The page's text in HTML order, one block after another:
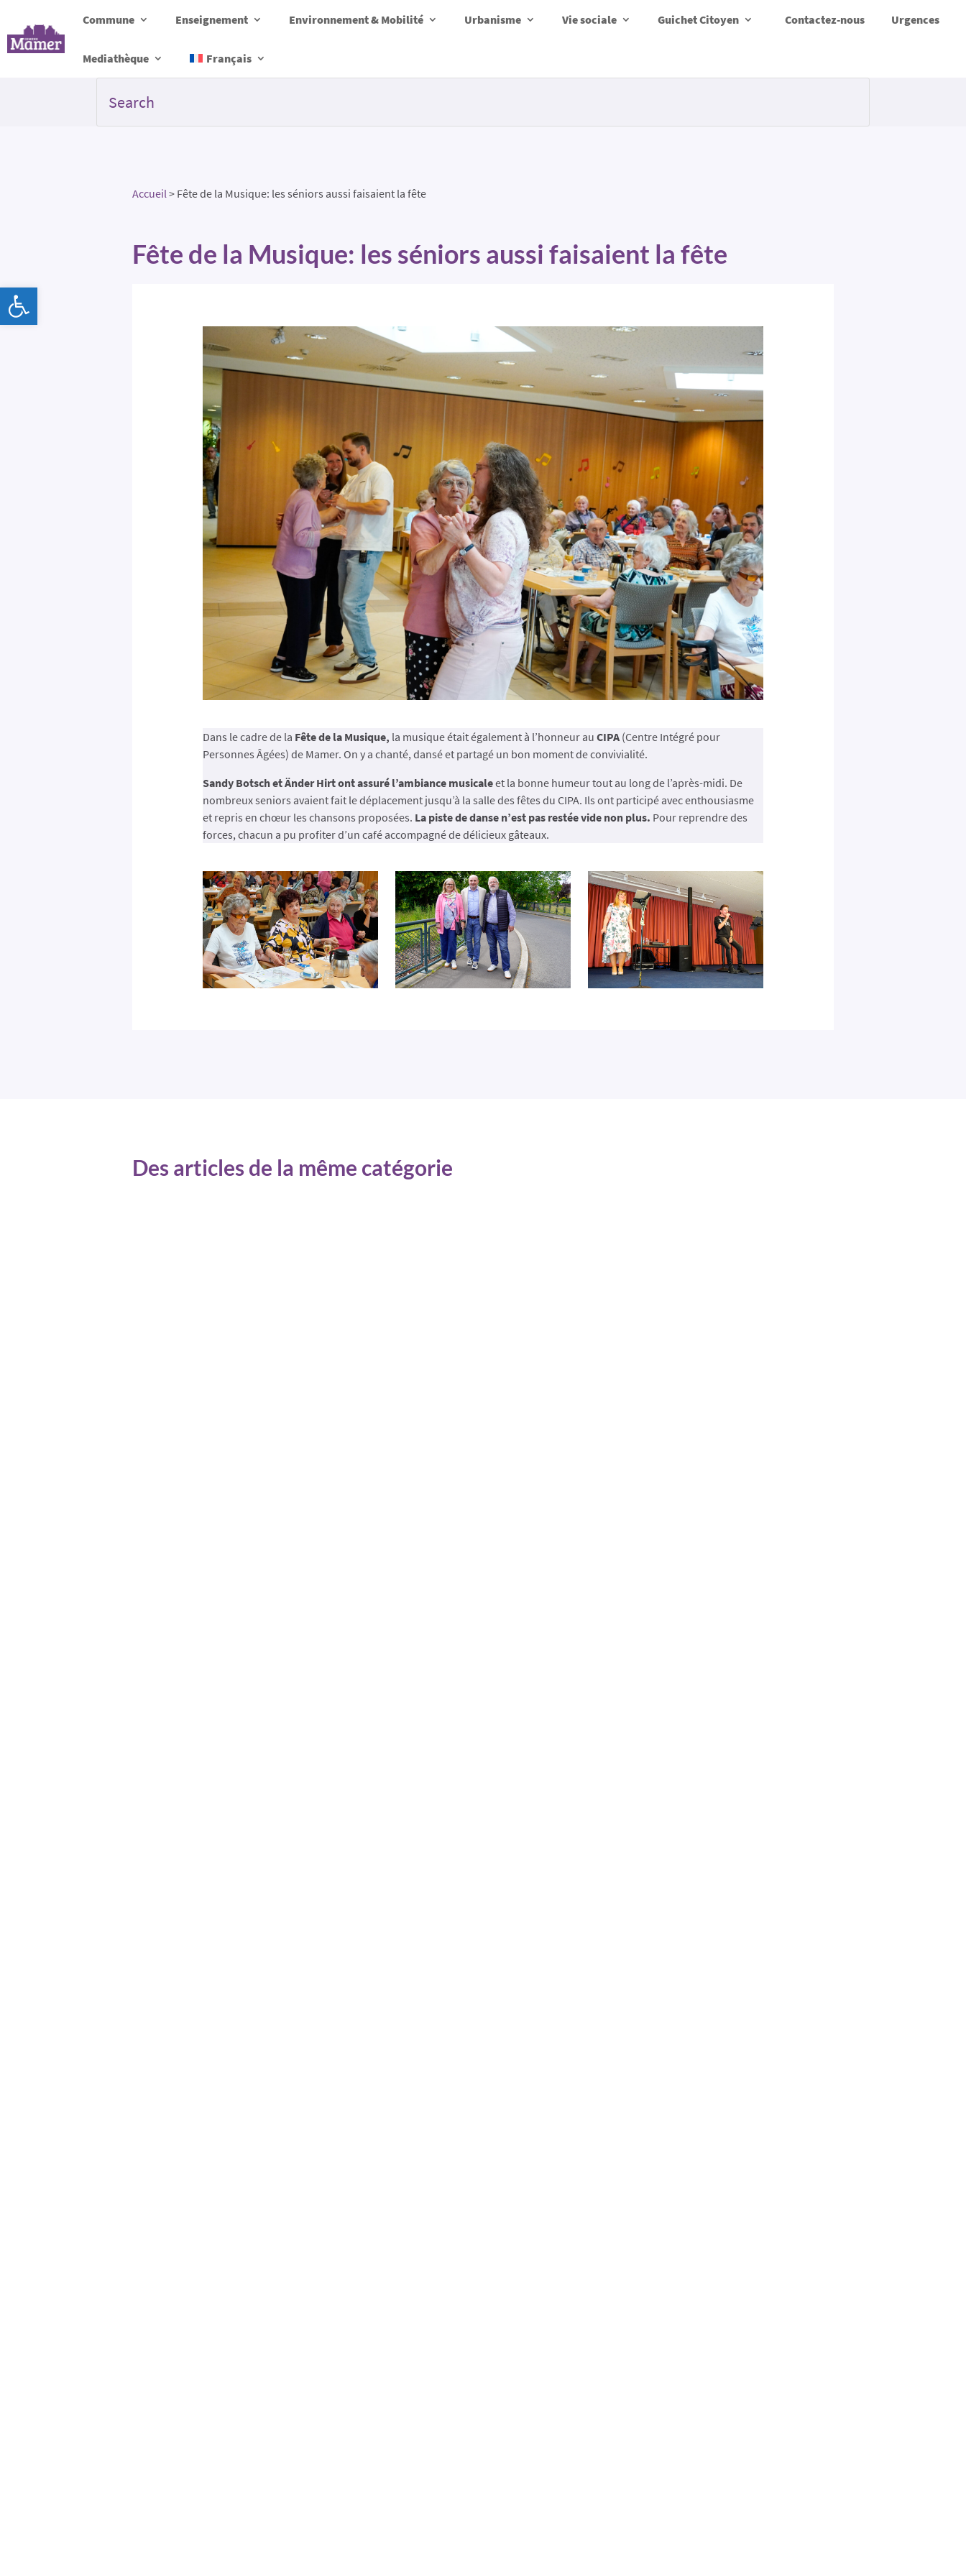
Commune Enseignement Environnement & Mobilité Urbanisme Vie sociale Guichet Citoyen Contactez-nous Urgences
Mediathèque Français
Accueil> Fête de la Musique: les séniors aussi faisaient la fête
Fête de la Musique: les séniors aussi faisaient la fête
Dans le cadre de la Fête de la Musique, la musique était également à l’honneur au CIPA(Centre Intégré pour
Personnes Âgées) de Mamer. On y a chanté, dansé et partagé un bon moment de convivialité.
Sandy Botsch et Änder Hirt ont assuré l’ambiance musicaleet la bonne humeur tout au long de l’après-midi. De
nombreux seniors avaient fait le déplacement jusqu’à la salle des fêtes du CIPA. Ils ont participé avec enthousiasme
et repris en chœur les chansons proposées. La piste de danse n’est pas restée vide non plus. Pour reprendre des
forces, chacun a pu profiter d’un café accompagné de délicieux gâteaux.
Des articles de la même catégorie
Ouvrir la barre d’outils